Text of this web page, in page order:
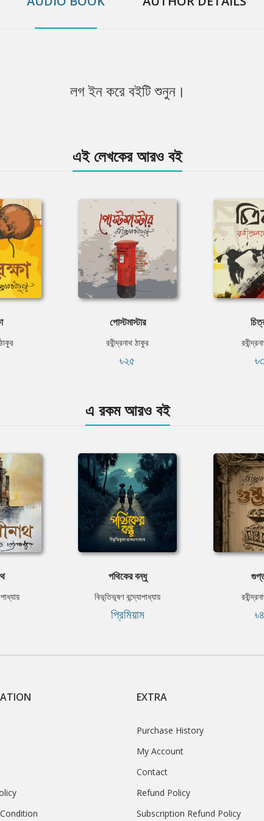
লগ ইন করে বইটি শুনুন।
এই লেখকের আরও বই
পোস্টমাস্টার
রবীন্দ্রনাথ ঠাকুর
৳২৫
এ রকম আরও বই
পথিকের বন্ধু
বিভূতিভূষণ বন্দ্যোপাধ্যায়
প্রিমিয়াম
EXTRA
Purchase History
My Account
Contact
Refund Policy
Subscription Refund Policy